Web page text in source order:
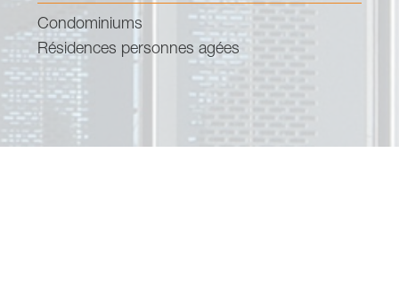
Condominiums
Résidences personnes agées